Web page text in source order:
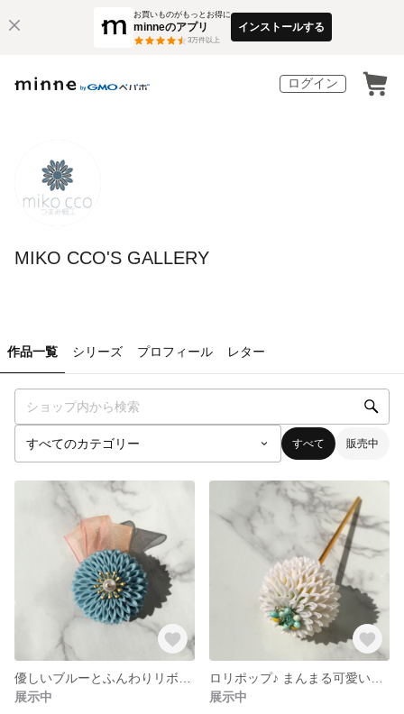
お買いものがもっとお得に
minneのアプリ
3万件以上
インストールする
ログイン
MIKO CCO'S GALLERY
作品一覧 シリーズ プロフィール レター
すべて 販売中
展示中
展示中